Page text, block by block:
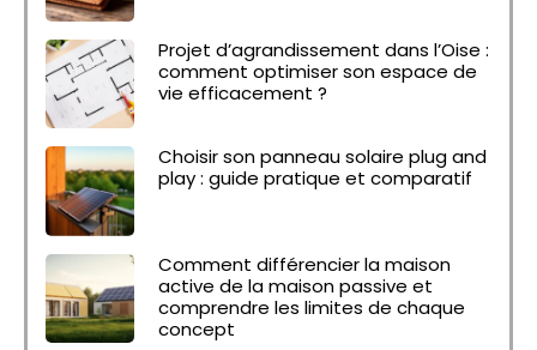
Projet d’agrandissement dans l’Oise :
comment optimiser son espace de
vie efficacement ?
Choisir son panneau solaire plug and
play : guide pratique et comparatif
Comment différencier la maison
active de la maison passive et
comprendre les limites de chaque
concept